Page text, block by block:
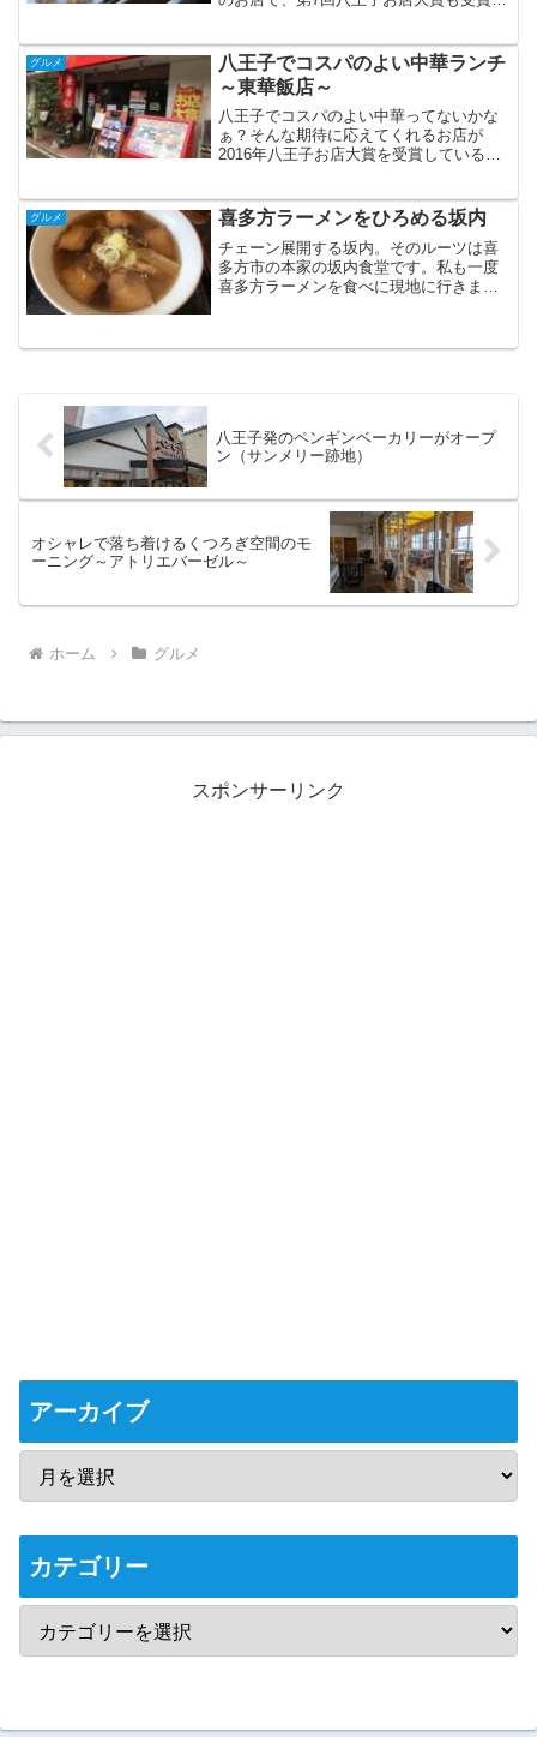
す。お店にはずらりと商品が並びます。
フレーバーは全34種...
グルメ
八王子でコスパのよい中華ランチ
～東華飯店～
八王子でコスパのよい中華ってないかな
ぁ？そんな期待に応えてくれるお店が
2016年八王子お店大賞を受賞している東
い」とコンセプトのもと、昭和３９年に
オープンしてから50年...
グルメ 喜多方ラーメンをひろめる坂内
チェーン展開する坂内。そのルーツは喜
多方市の本家の坂内食堂です。私も一度
喜多方ラーメンを食べに現地に行きまし
八王子発のペンギンベーカリーがオープ
ン（サンメリー跡地）
オシャレで落ち着けるくつろぎ空間のモ
ーニング～アトリエバーゼル～
ホーム グルメ
スポンサーリンク
アーカイブ
カテゴリー